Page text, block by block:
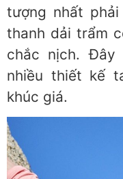
tượng nhất
thanh dải trẩm
chắc nịch.
nhiều thiết kế
khúc giá.